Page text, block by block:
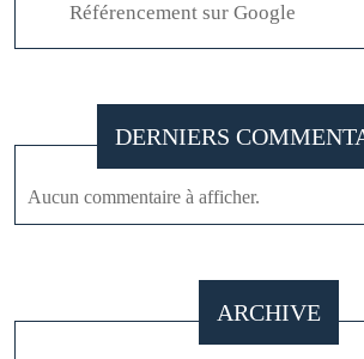
Référencement sur Google
DERNIERS
Aucun commentaire à afficher.
ARCHIVE